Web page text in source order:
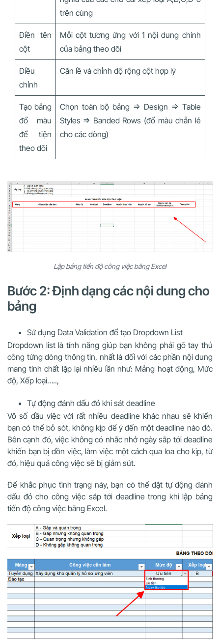
trên cùng
Điền tên
cột
Mỗi cột tương ứng với 1 nội dung chính
của bảng theo dõi
Điều
chỉnh
Căn lề và chỉnh độ rộng cột hợp lý
Tạo bảng
đổ màu
để tiện
theo dõi
Chọn toàn bộ bảng => Design => Table
Styles => Banded Rows (đổ màu chẵn lẻ
cho các dòng)
Lập bảng tiến độ công việc bằng Excel
Bước 2: Định dạng các nội dung cho
bảng
Sử dụng Data Validation để tạo Dropdown List
Dropdown list là tính năng giúp bạn không phải gõ tay thủ
công từng dòng thông tin, nhất là đối với các phần nội dung
mang tính chất lặp lại nhiều lần như: Mảng hoạt động, Mức
độ, Xếp loại…..,
Tự động đánh dấu đỏ khi sát deadline
Vô số đầu việc với rất nhiều deadline khác nhau sẽ khiến
bạn có thể bỏ sót, không kịp để ý đến một deadline nào đó.
Bên cạnh đó, việc không có nhắc nhở ngày sắp tới deadline
khiến bạn bị dồn việc, làm việc một cách qua loa cho kịp, từ
đó, hiệu quả công việc sẽ bị giảm sút.
Để khắc phục tình trạng này, bạn có thể đặt tự động đánh
dấu đỏ cho công việc sắp tới deadline trong khi lập bảng
tiến độ công việc bằng Excel.